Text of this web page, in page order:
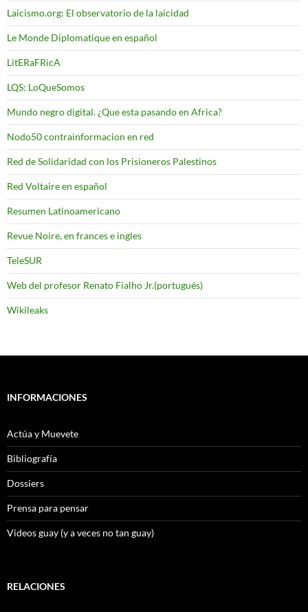
Laicismo.org: El observatorio de la laicidad
Le Monde Diplomatique en español
LitERaFRicA
LQS: LoQueSomos
Mundo negro digital. ¿Que esta pasando en Africa?
Nodo50 contrainformacion en red
Red de Solidaridad con los Prisioneros Palestinos
Red Voltaire en español
Resumen Latinoamericano
Revue Noire, en frances e ingles
TeleSUR
Web del profesor Renato Fialho Jr.(portugués)
Wikileaks
INFORMACIONES
Actúa y Muevete
Bibliografía
Dossiers
Prensa para pensar
Videos guay (y a veces no tan guay)
RELACIONES